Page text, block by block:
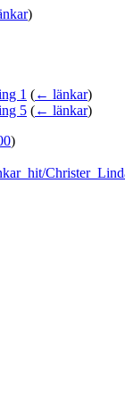
)
1 (← länkar)
5 (← länkar)
)